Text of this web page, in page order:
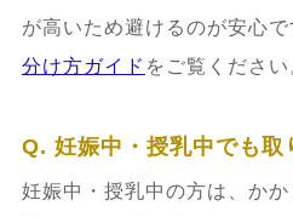
が高いため避けるのが安心
分け方ガイド をご覧ください
Q. 妊娠中・授乳中でも取
妊娠中・授乳中の方は、か